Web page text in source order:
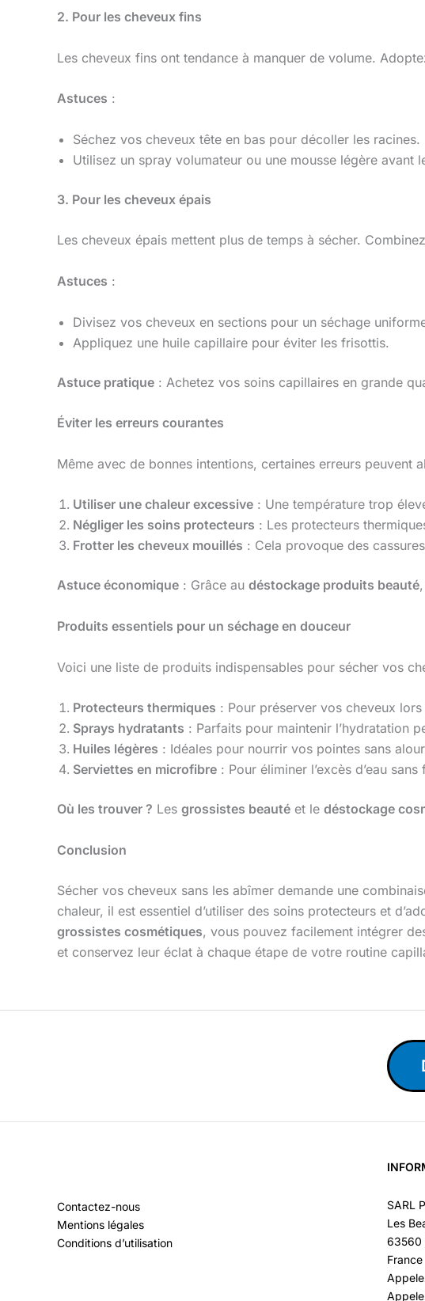
2. Pour les cheveux fins
Les cheveux fins ont tendance à manquer de volume.
Astuces :
Séchez vos cheveux tête en bas pour décoller les racines.
Utilisez un spray volumateur ou une mousse légère avant
3. Pour les cheveux épais
Les cheveux épais mettent plus de temps à sécher.
Astuces :
Divisez vos cheveux en sections pour un séchage
Appliquez une huile capillaire pour éviter les frisottis.
Astuce pratique : Achetez vos soins capillaires en grande
Éviter les erreurs courantes
Même avec de bonnes intentions, certaines erreurs peuvent
Utiliser une chaleur excessive : Une température trop
Négliger les soins protecteurs : Les protecteurs
Frotter les cheveux mouillés : Cela provoque des
Astuce économique : Grâce au déstockage produits beauté
Produits essentiels pour un séchage en douceur
Voici une liste de produits indispensables pour sécher vos
Protecteurs thermiques : Pour préserver vos cheveux lors
Sprays hydratants : Parfaits pour maintenir l’hydratation
Huiles légères : Idéales pour nourrir vos pointes sans
Serviettes en microfibre : Pour éliminer l’excès d’eau
Où les trouver ? Les grossistes beauté et le déstockage
Conclusion
Sécher vos cheveux sans les abîmer demande une
chaleur, il est essentiel d’utiliser des soins protecteurs et
grossistes cosmétiques, vous pouvez facilement intégrer
et conservez leur éclat à chaque étape de votre routine
Contactez-nous
Mentions légales
Conditions d’utilisation
SARL
Les
63560
France